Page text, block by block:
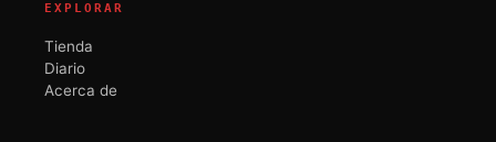
EXPLORAR
Tienda
Diario
Acerca de